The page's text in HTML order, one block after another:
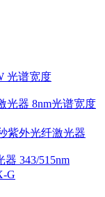
光谱宽度
光器 8nm光谱宽度
紫外光纤激光器
343/515nm
G